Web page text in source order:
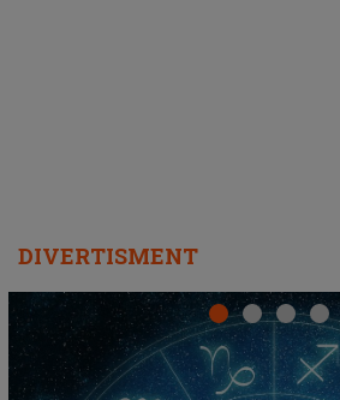
DIVERTISMENT